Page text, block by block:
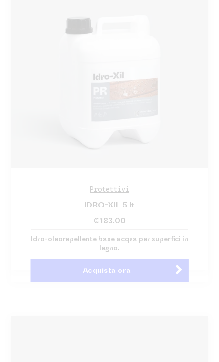
Protettivi
IDRO-XIL 5 lt
€183.00
Idro-oleorepellente base acqua per superfici in
legno.
Acquista ora